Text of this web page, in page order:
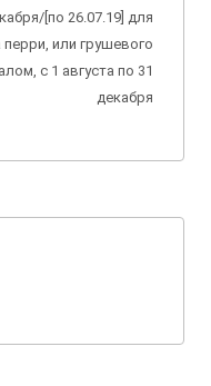
[по 26.07.19] для
или грушевого
с 1 августа по 31
декабря